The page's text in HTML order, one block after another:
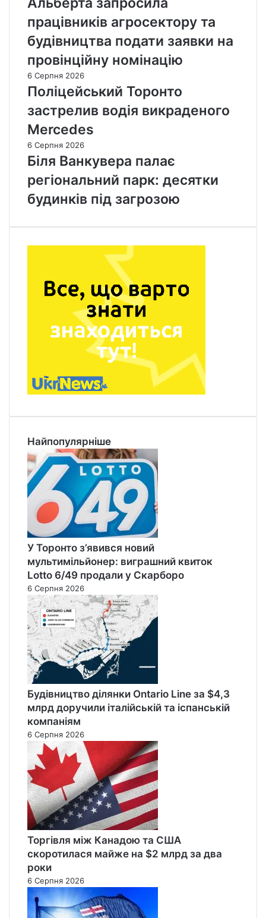
працівників агросектору та
будівництва подати заявки на
провінційну номінацію
6 Серпня 2026
Поліцейський Торонто
застрелив водія викраденого
Mercedes
6 Серпня 2026
Біля Ванкувера палає
регіональний парк: десятки
будинків під загрозою
Найпопулярніше
У Торонто з’явився новий
мультимільйонер: виграшний квиток
Lotto 6/49 продали у Скарборо
6 Серпня 2026
Будівництво ділянки Ontario Line за $4,3
млрд доручили італійській та іспанській
компаніям
6 Серпня 2026
Торгівля між Канадою та США
скоротилася майже на $2 млрд за два
роки
6 Серпня 2026